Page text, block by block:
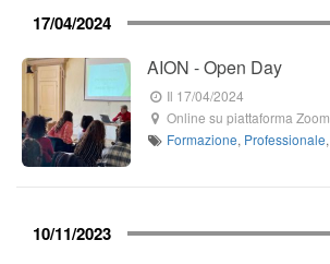
17/04/2024
AION - Open Day
Il 17/04/2024
Online su piattaforma Zoom
Formazione, Professionale,
10/11/2023